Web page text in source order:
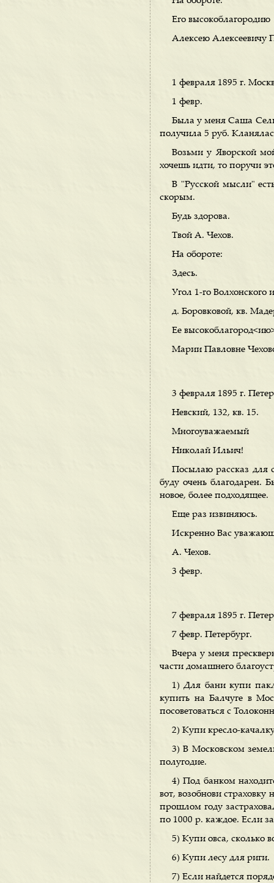
Его высокоблагородию
Алексею Алексеевичу
1 февраля 1895 г.
1 февр.
Была у меня Саша
получила 5 руб.
Возьми у Яворской
хочешь идти, то поручи
В "Русской мысли"
скорым.
Будь здорова.
Твой А. Чехов.
На обороте:
Здесь.
Угол 1-го Волхонского
д. Боровковой, кв.
Ее
Марии Павловне
3 февраля 1895 г.
Невский, 132, кв. 15.
Многоуважаемый
Николай Ильич!
Посылаю рассказ для
буду очень благодарен.
новое, более подходящее.
Еще раз извиняюсь.
Искренно Вас
А. Чехов.
3 февр.
7 февраля 1895 г.
7 февр. Петербург.
Вчера у меня
части домашнего
1) Для бани купи
купить на Балчуге в
посоветоваться с
2) Купи кресло-
3) В Московском
полугодие.
4) Под банком
вот, возобнови страховку
прошлом году
по 1000 р. каждое. Если
5) Купи овса, сколько
6) Купи лесу для риги.
7) Если найдется